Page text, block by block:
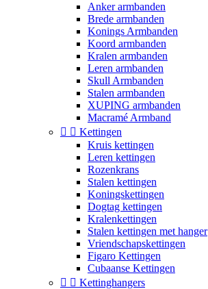
Anker armbanden
Brede armbanden
Konings Armbanden
Koord armbanden
Kralen armbanden
Leren armbanden
Skull Armbanden
Stalen armbanden
XUPING armbanden
Macramé Armband
  Kettingen
Kruis kettingen
Leren kettingen
Rozenkrans
Stalen kettingen
Koningskettingen
Dogtag kettingen
Kralenkettingen
Stalen kettingen met hanger
Vriendschapskettingen
Figaro Kettingen
Cubaanse Kettingen
  Kettinghangers